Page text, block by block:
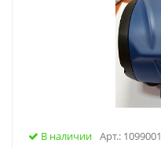
В наличии Арт.: 1099001